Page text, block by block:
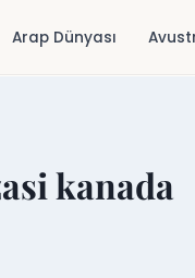
Arap Dünyası
kanada